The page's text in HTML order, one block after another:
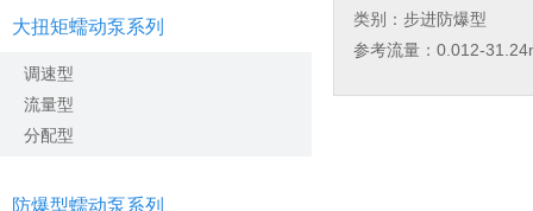
大扭矩蠕动泵系列
调速型
流量型
分配型
防爆型蠕动泵系列
类别：步进防爆型
参考流量：0.012-